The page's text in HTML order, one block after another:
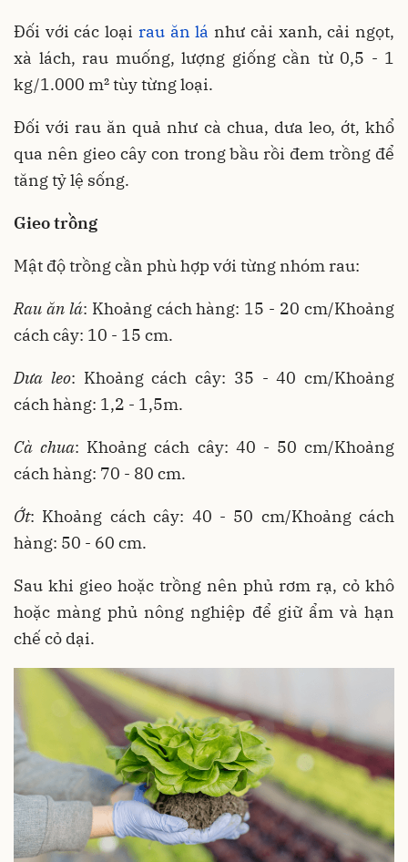
Đối với các loại rau ăn lá như cải xanh, cải ngọt,
xà lách, rau muống, lượng giống cần từ 0,5 - 1
kg/1.000 m² tùy từng loại.
Đối với rau ăn quả như cà chua, dưa leo, ớt, khổ
qua nên gieo cây con trong bầu rồi đem trồng để
tăng tỷ lệ sống.
Gieo trồng
Mật độ trồng cần phù hợp với từng nhóm rau:
Rau ăn lá: Khoảng cách hàng: 15 - 20 cm/Khoảng
cách cây: 10 - 15 cm.
Dưa leo: Khoảng cách cây: 35 - 40 cm/Khoảng
cách hàng: 1,2 - 1,5m.
Cà chua: Khoảng cách cây: 40 - 50 cm/Khoảng
cách hàng: 70 - 80 cm.
Ớt: Khoảng cách cây: 40 - 50 cm/Khoảng cách
hàng: 50 - 60 cm.
Sau khi gieo hoặc trồng nên phủ rơm rạ, cỏ khô
hoặc màng phủ nông nghiệp để giữ ẩm và hạn
chế cỏ dại.